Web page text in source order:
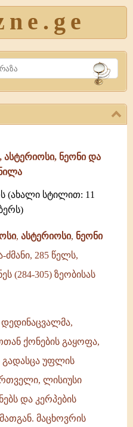
ნეონი და
(ახალი სტილით: 11
, ასტერიოსი, ნეონი
285 წელს,
(284-305) ზეობისას
დედინაცვალმა,
ქონების გაყოფა,
გადასცა უფლის
ლისიუსი
და კერპების
მაცხოვრის